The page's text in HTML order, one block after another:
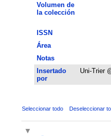
Volumen de
la colección
ISSN
Área
Notas
Insertado
por
Uni-Trier
Seleccionar todo Deseleccionar